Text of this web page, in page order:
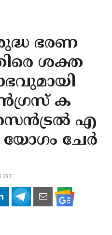
ഭരണ
ശക്ത
ക
സെൻട്രൽ എ
യോഗം ചേർ
IST